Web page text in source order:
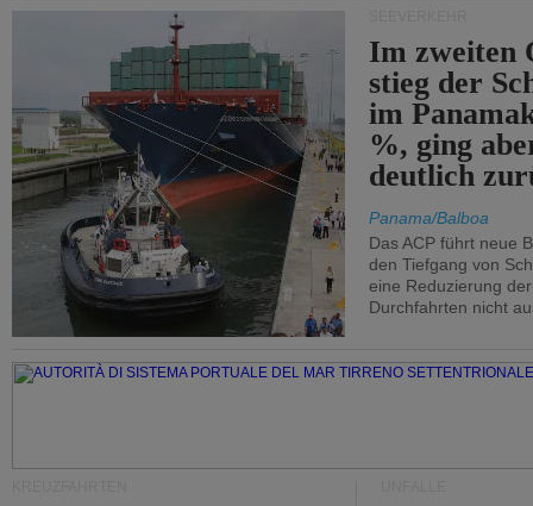
Im zweiten
stieg der
im
%, ging
deutlich
Panama/Balboa
Das ACP führt neue
den Tiefgang von
eine Reduzierung
Durchfahrten nicht